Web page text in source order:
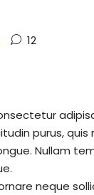
12
purus,
Nullam
neque